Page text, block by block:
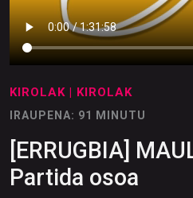
KIROLAK | KIROLAK
IRAUPENA: 91 MINUTU
[ERRUGBIA]
Partida osoa